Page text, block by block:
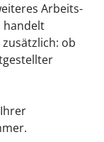
Arbeits-
handelt
ob